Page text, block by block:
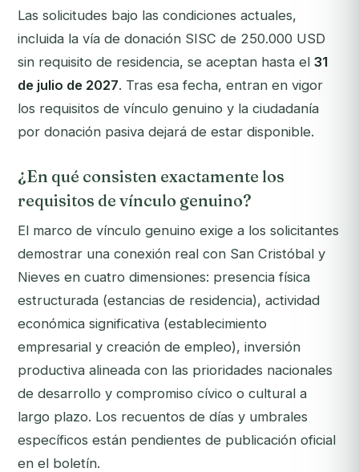
Las solicitudes bajo las condiciones actuales,
incluida la vía de donación SISC de 250.000 USD
sin requisito de residencia, se aceptan hasta el 31
de julio de 2027. Tras esa fecha, entran en vigor
los requisitos de vínculo genuino y la ciudadanía
por donación pasiva dejará de estar disponible.
¿En qué consisten exactamente los
requisitos de vínculo genuino?
El marco de vínculo genuino exige a los solicitantes
demostrar una conexión real con San Cristóbal y
Nieves en cuatro dimensiones: presencia física
estructurada (estancias de residencia), actividad
económica significativa (establecimiento
empresarial y creación de empleo), inversión
productiva alineada con las prioridades nacionales
de desarrollo y compromiso cívico o cultural a
largo plazo. Los recuentos de días y umbrales
específicos están pendientes de publicación oficial
en el boletín.